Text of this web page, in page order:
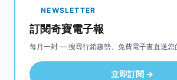
NEWSLETTER
訂閱奇寶電子報
每月一封 — 搜尋行銷趨勢、免費電子書直送您
立即訂閱 →